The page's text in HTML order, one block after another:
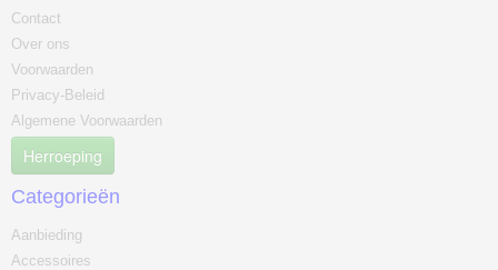
Contact
Over ons
Voorwaarden
Privacy-Beleid
Algemene Voorwaarden
Herroeping
Categorieën
Aanbieding
Accessoires